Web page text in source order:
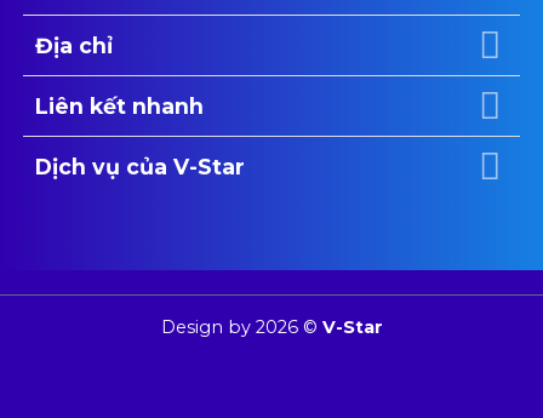
Địa chỉ
Liên kết nhanh
Dịch vụ của V-Star
Design by 2026 © V-Star